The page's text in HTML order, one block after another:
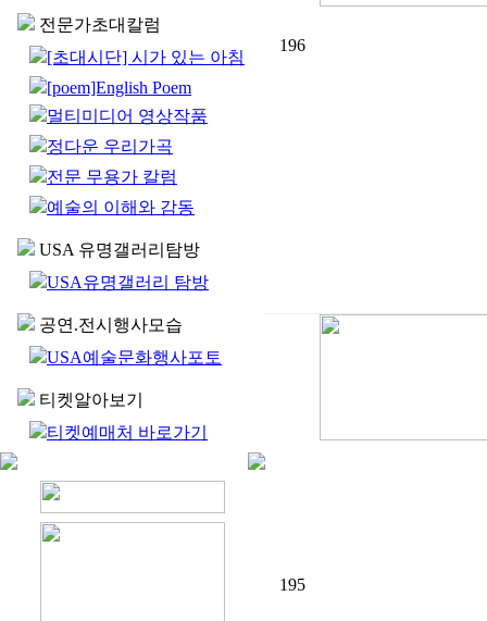
전문가초대칼럼
[초대시단] 시가 있는 아침
[poem]English Poem
멀티미디어 영상작품
정다운 우리가곡
전문 무용가 칼럼
예술의 이해와 감동
USA 유명갤러리탐방
USA유명갤러리 탐방
공연.전시행사모습
USA예술문화행사포토
티켓알아보기
티켓예매처 바로가기
196
195